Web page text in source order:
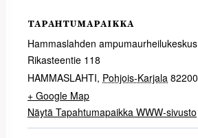
TAPAHTUMAPAIKKA
Hammaslahden ampumaurheilukeskus
Rikasteentie 118
HAMMASLAHTI, Pohjois-Karjala 82200
+ Google Map
Näytä Tapahtumapaikka WWW-sivusto